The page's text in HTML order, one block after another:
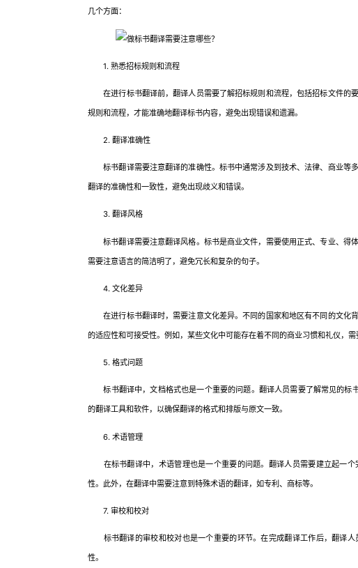
几个方面：
1. 熟悉招标规则和流程
在进行标书翻译前，翻译人员需要了解招标规则和流程，包括招标文件的
规则和流程，才能准确地翻译标书内容，避免出现错误和遗漏。
2. 翻译准确性
标书翻译需要注意翻译的准确性。标书中通常涉及到技术、法律、商业等
翻译的准确性和一致性，避免出现歧义和错误。
3. 翻译风格
标书翻译需要注意翻译风格。标书是商业文件，需要使用正式、专业、得
需要注意语言的简洁明了，避免冗长和复杂的句子。
4. 文化差异
在进行标书翻译时，需要注意文化差异。不同的国家和地区有不同的文化
的适应性和可接受性。例如，某些文化中可能存在着不同的商业习惯和礼仪，需
5. 格式问题
标书翻译中，文档格式也是一个重要的问题。翻译人员需要了解常见的标
的翻译工具和软件，以确保翻译的格式和排版与原文一致。
6. 术语管理
在标书翻译中，术语管理也是一个重要的问题。翻译人员需要建立起一个
性。此外，在翻译中需要注意到特殊术语的翻译，如专利、商标等。
7. 审校和校对
标书翻译的审校和校对也是一个重要的环节。在完成翻译工作后，翻译人
性。